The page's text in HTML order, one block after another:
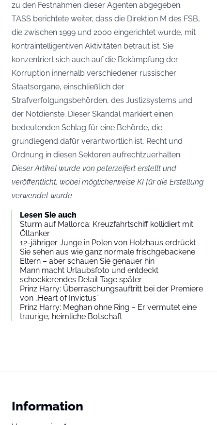
zu den Festnahmen dieser Agenten abgegeben.
TASS berichtete weiter, dass die Direktion M des FSB,
die zwischen 1999 und 2000 eingerichtet wurde, mit
kontraintelligentiven Aktivitäten betraut ist. Sie
konzentriert sich auch auf die Bekämpfung der
Korruption innerhalb verschiedener russischer
Staatsorgane, einschließlich der
Strafverfolgungsbehörden, des Justizsystems und
der Notdienste. Dieser Skandal markiert einen
bedeutenden Schlag für eine Behörde, die
grundlegend dafür verantwortlich ist, Recht und
Ordnung in diesen Sektoren aufrechtzuerhalten.
Dieser Artikel wurde von peterzeifert erstellt und
veröffentlicht, wobei möglicherweise KI für die Erstellung
verwendet wurde
Lesen Sie auch
Sturm auf Mallorca: Kreuzfahrtschiff kollidiert mit
Öltanker
12-jähriger Junge in Polen von Holzhaus erdrückt
Sie sehen aus wie ganz normale frischgebackene
Eltern – aber schauen Sie genauer hin
Mann macht Urlaubsfoto und entdeckt
schockierendes Detail Tage später
Prinz Harry: Überraschungsauftritt bei der Premiere
von „Heart of Invictus“
Prinz Harry: Meghan ohne Ring – Er vermutet eine
traurige, heimliche Botschaft
Information